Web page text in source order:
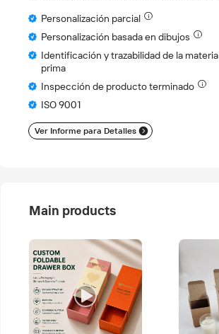
Personalización parcial
Personalización basada en dibujos
Identificación y trazabilidad de la materia
prima
Inspección de producto terminado
ISO 9001
Ver Informe para Detalles
Main products